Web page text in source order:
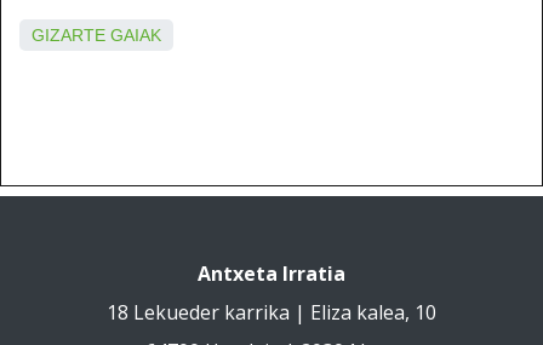
GIZARTE GAIAK
Antxeta Irratia
18 Lekueder karrika | Eliza kalea, 10